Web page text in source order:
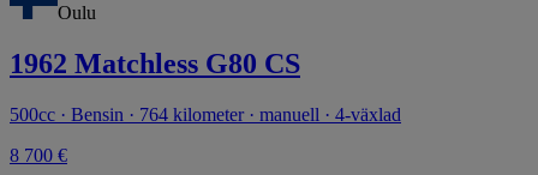
Oulu
1962 Matchless G80 CS
500cc · Bensin · 764 kilometer · manuell · 4-växlad
8 700 €